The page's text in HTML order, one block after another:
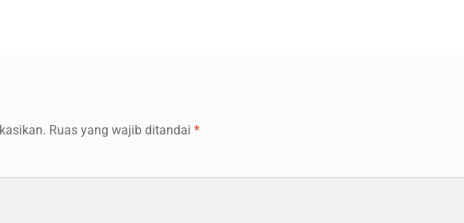
Ruas yang wajib ditandai *